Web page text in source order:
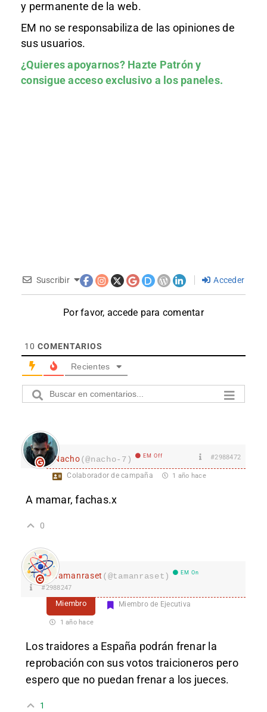
y permanente de la web.
EM no se responsabiliza de las opiniones de
sus usuarios.
¿Quieres apoyarnos? Hazte Patróny
consigue acceso exclusivo a los paneles.
Suscribir Acceder
Por favor, accede para comentar
10 COMENTARIOS
Recientes
Nacho(@nacho-7) EM Off #2988472
Colaborador de campaña 1 año hace
A mamar, fachas.x
0
Tamanraset (@tamanraset) EM On
#2988247
Miembro Miembro de Ejecutiva
1 año hace
Los traidores a España podrán frenar la
reprobación con sus votos traicioneros pero
espero que no puedan frenar a los jueces.
1